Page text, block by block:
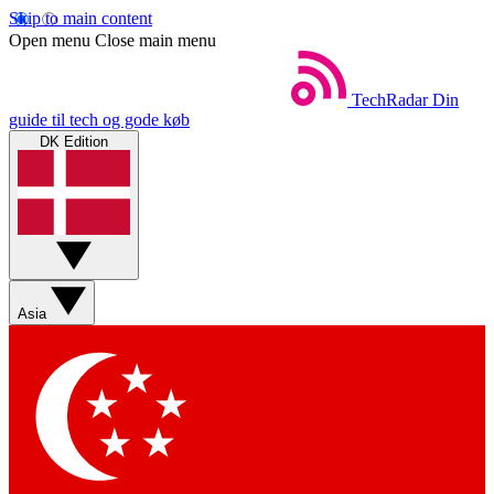
Skip to main content
Open menu Close main menu
TechRadar Din
guide til tech og gode køb
DK Edition
Asia